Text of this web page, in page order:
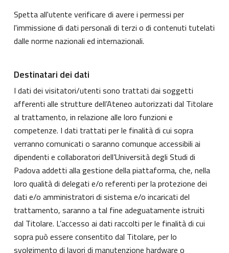
Spetta all'utente verificare di avere i permessi per
l'immissione di dati personali di terzi o di contenuti tutelati
dalle norme nazionali ed internazionali.
Destinatari dei dati
I dati dei visitatori/utenti sono trattati dai soggetti
afferenti alle strutture dell’Ateneo autorizzati dal Titolare
al trattamento, in relazione alle loro funzioni e
competenze. I dati trattati per le finalità di cui sopra
verranno comunicati o saranno comunque accessibili ai
dipendenti e collaboratori dell’Università degli Studi di
Padova addetti alla gestione della piattaforma, che, nella
loro qualità di delegati e/o referenti per la protezione dei
dati e/o amministratori di sistema e/o incaricati del
trattamento, saranno a tal fine adeguatamente istruiti
dal Titolare. L’accesso ai dati raccolti per le finalità di cui
sopra può essere consentito dal Titolare, per lo
svolgimento di lavori di manutenzione hardware o